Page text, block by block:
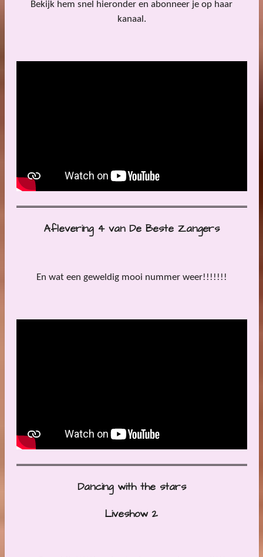
Bekijk hem snel hieronder en abonneer je op haar
kanaal.
Aflevering 4 van De Beste Zangers
En wat een geweldig mooi nummer weer!!!!!!!
Dancing with the stars
Liveshow 2